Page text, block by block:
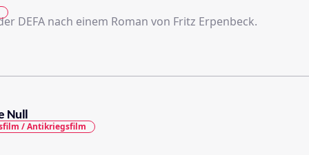
DEFA nach einem Roman von Fritz Erpenbeck.
Null
/ Antikriegsfilm